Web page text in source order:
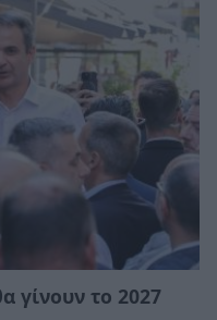
γίνουν το 2027